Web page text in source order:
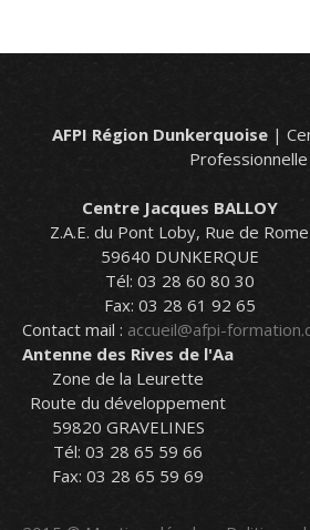
AFPI Région Dunkerquoise|
Professionnelle
Centre Jacques BALLOY
Z.A.E. du Pont Loby, Rue de Rome
59640 DUNKERQUE
Tél: 03 28 60 80 30
Fax: 03 28 61 92 65
Contact mail : accueil@afpi-
Antenne des Rives de l'Aa
Zone de la Leurette
Route du développement
59820 GRAVELINES
Tél: 03 28 65 59 66
Fax: 03 28 65 59 69